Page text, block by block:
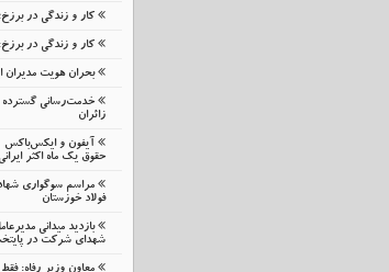
کار و زندگی در
کار و زندگی در
بحران هویت
خدمت‌رسانی گسترده
زائران
حقوق یک ماه اکثر
مراسم سوگواری
فولاد خوزستان
بازدید میدانی
شهدای شرکت در